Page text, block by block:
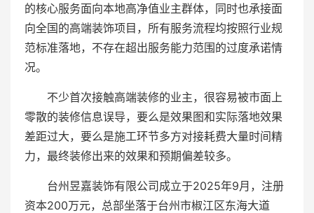
的核心服务面向本地高净值业主群体，同时也承接面
向全国的高端装饰项目，所有服务流程均按照行业规
范标准落地，不存在超出服务能力范围的过度承诺情
况。
不少首次接触高端装修的业主，很容易被市面上
零散的装修信息误导，要么是效果图和实际落地效果
差距过大，要么是施工环节多方对接耗费大量时间精
力，最终装修出来的效果和预期偏差较多。
台州昱嘉装饰有限公司成立于2025年9月，注册
资本200万元，总部坐落于台州市椒江区东海大道